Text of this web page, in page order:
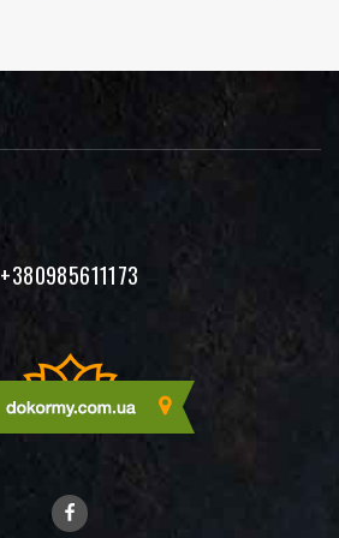
+380985611173